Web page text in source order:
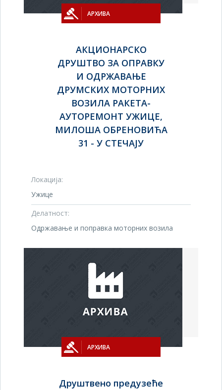
АРХИВА
АКЦИОНАРСКО
ДРУШТВО ЗА ОПРАВКУ
И ОДРЖАВАЊЕ
ДРУМСКИХ МОТОРНИХ
ВОЗИЛА РАКЕТА-
АУТОРЕМОНТ УЖИЦЕ,
МИЛОША ОБРЕНОВИЋА
31 - У СТЕЧАЈУ
Локација:
Ужице
Делатност:
Одржавање и поправка моторних возила
АРХИВА
Друштвено предузеће